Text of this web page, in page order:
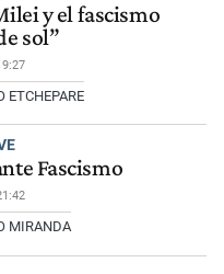
y el fascismo
sol”
ETCHEPARE
Fascismo
MIRANDA